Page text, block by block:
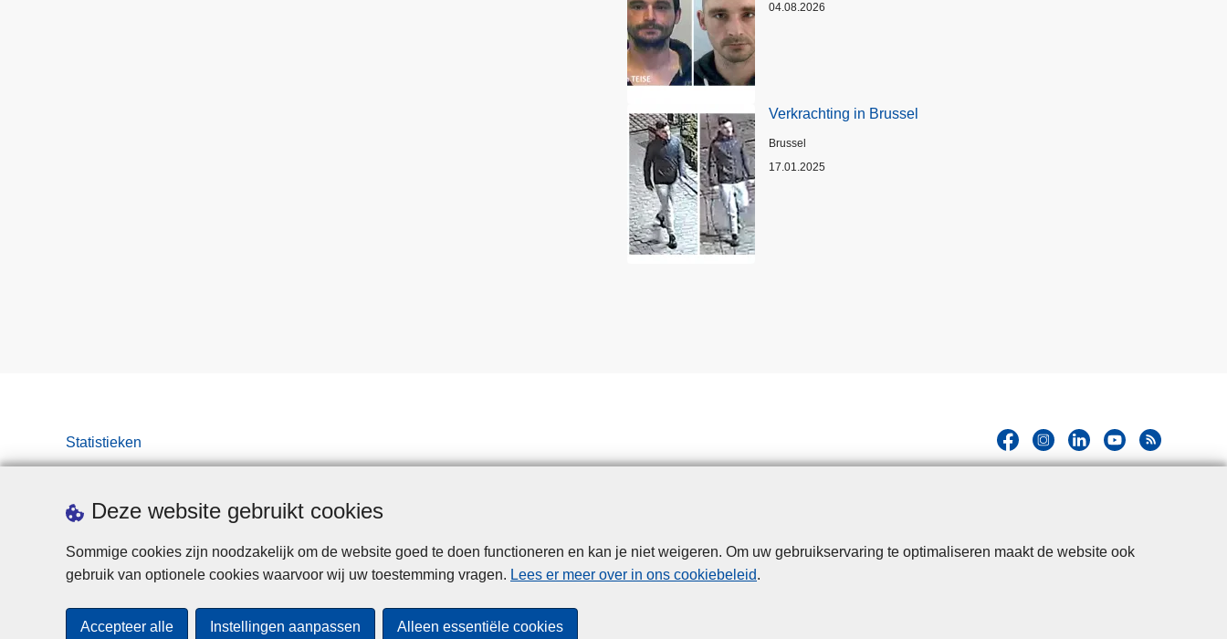
Deze website gebruikt cookies
Sommige cookies zijn noodzakelijk om de website goed te doen functioneren en kan je niet weigeren. Om uw gebruikservaring te optimaliseren maakt de website ook
gebruik van optionele cookies waarvoor wij uw toestemming vragen. Lees er meer over in ons cookiebeleid.
Accepteer alle Instellingen aanpassen Alleen essentiële cookies
04.08.2026
Verkrachting in Brussel
Plaats
Brussel
17.01.2025
Statistieken
Disclaimer Privacy Cookies Toegankelijkheid
© 2026 Politie.be